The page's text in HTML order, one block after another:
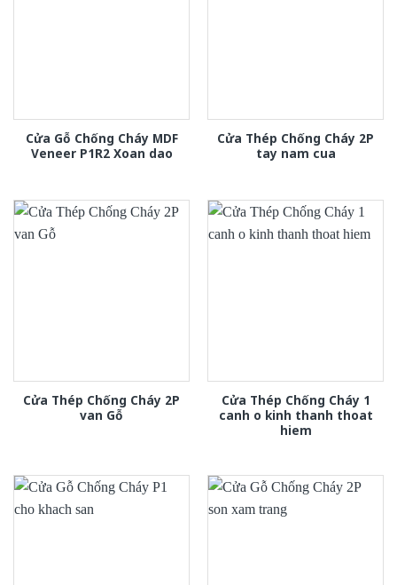
Cửa Gỗ Chống Cháy MDF
Veneer P1R2 Xoan dao
Cửa Thép Chống Cháy 2P
tay nam cua
Cửa Thép Chống Cháy 2P
van Gỗ
Cửa Thép Chống Cháy 1
canh o kinh thanh thoat
hiem